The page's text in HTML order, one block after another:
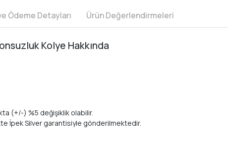
Ödeme Detayları Ürün Değerlendirmeleri
Kolye Hakkında
(+/-) %5 değişiklik olabilir.
İpek Silver garantisiyle gönderilmektedir.